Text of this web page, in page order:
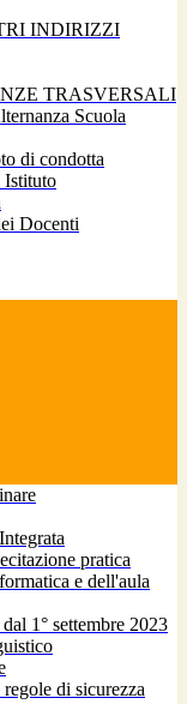
INDIRIZZI
TRASVERSALI
Scuola
di condotta
Istituto
Docenti
pratica
e dell'aula
1° settembre 2023
di sicurezza